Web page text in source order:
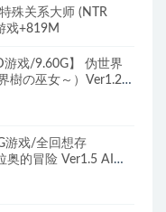
殊关系大师 (NTR
戏+819M
游戏/9.60G】 伪世界
樹の巫女～）Ver1.2
游戏/全回想存
奥的冒险 Ver1.5 AI汉